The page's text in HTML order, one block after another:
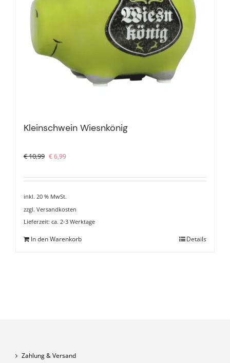
Kleinschwein Wiesnkönig
€10,99 Ursprünglicher
war:
€6,99Aktueller
ist:
inkl. 20 % MwSt.
zzgl. Versandkosten
Lieferzeit: ca. 2-3 Werktage
In den Warenkorb Details
Zahlung & Versand